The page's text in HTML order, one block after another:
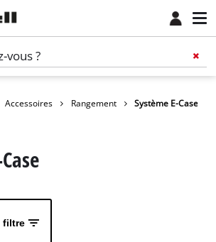
Accessoires Rangement Système E-Case
filtre